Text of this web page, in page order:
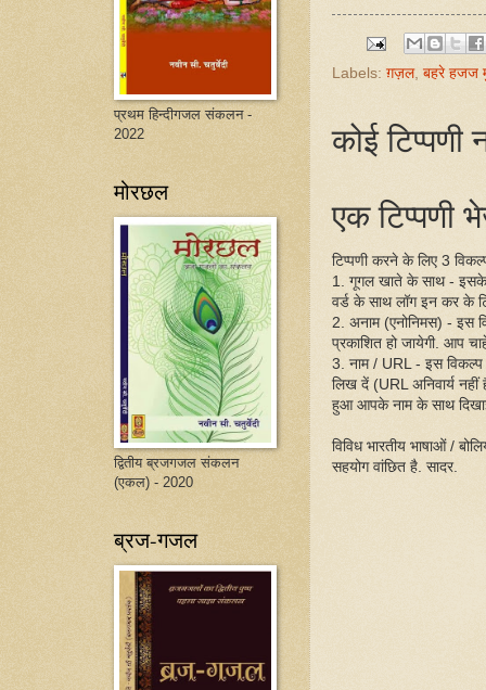
Labels: ग़ज़ल, बहरे हजज
कोई टिप्पणी
एक टिप्पणी
टिप्पणी करने के लिए 3
1. गूगल खाते के साथ -
वर्ड के साथ लॉग इन कर के
2. अनाम (एनोनिमस) - इस
प्रकाशित हो जायेगी. आप
3. नाम / URL - इस
लिख दें (URL अनिवार्य
हुआ आपके नाम के साथ
विविध भारतीय भाषाओं /
सहयोग वांछित है. सादर.
प्रथम हिन्दीगजल संकलन -
2022
मोरछल
द्वितीय ब्रजगजल संकलन
(एकल) - 2020
ब्रज-गजल